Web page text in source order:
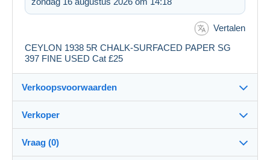
Vertalen
CEYLON 1938 5R CHALK-SURFACED PAPER SG
397 FINE USED Cat £25
Verkoopsvoorwaarden
Bestemming:
Zie de lijst van landen
Verkoper
eximicro100%(9536x)
Vraag (0)